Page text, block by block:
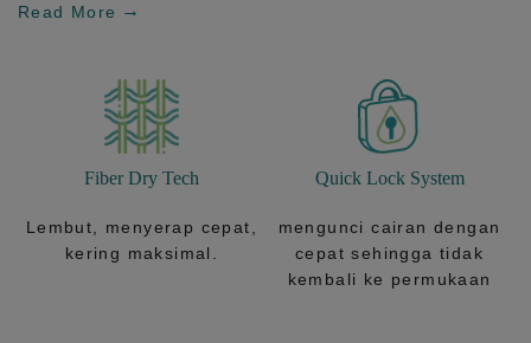
Read More
Fiber Dry Tech
Lembut, menyerap cepat,
kering maksimal.
Quick Lock System
mengunci cairan dengan
cepat sehingga tidak
kembali ke permukaan